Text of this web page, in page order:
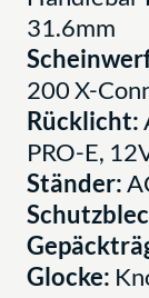
31.6mm
200 X-
Rücklicht:
PRO-E,
Ständer:
Glocke: